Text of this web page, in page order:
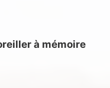
à mémoire